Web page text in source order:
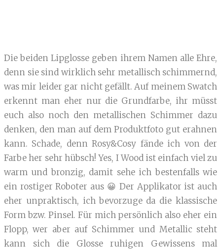
Die beiden Lipglosse geben ihrem Namen alle Ehre,
denn sie sind wirklich sehr metallisch schimmernd,
was mir leider gar nicht gefällt. Auf meinem Swatch
erkennt man eher nur die Grundfarbe, ihr müsst
euch also noch den metallischen Schimmer dazu
denken, den man auf dem Produktfoto gut erahnen
kann. Schade, denn Rosy&Cosy fände ich von der
Farbe her sehr hübsch! Yes, I Wood ist einfach viel zu
warm und bronzig, damit sehe ich bestenfalls wie
ein rostiger Roboter aus 😀 Der Applikator ist auch
eher unpraktisch, ich bevorzuge da die klassische
Form bzw. Pinsel. Für mich persönlich also eher ein
Flopp, wer aber auf Schimmer und Metallic steht
kann sich die Glosse ruhigen Gewissens mal